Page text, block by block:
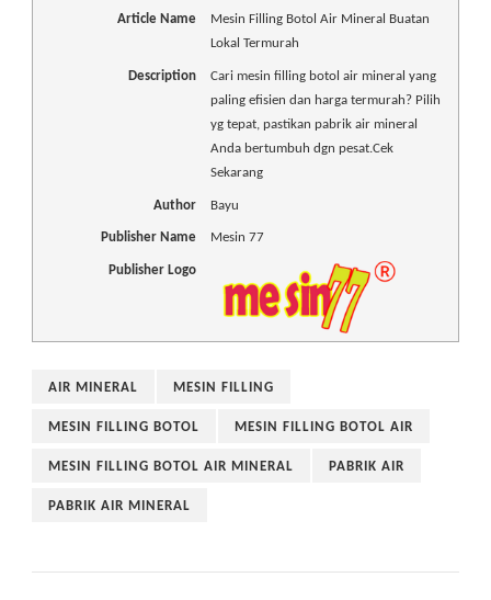
Article Name
Mesin Filling Botol Air Mineral Buatan
Lokal Termurah
Description
Cari mesin filling botol air mineral yang
paling efisien dan harga termurah? Pilih
yg tepat, pastikan pabrik air mineral
Anda bertumbuh dgn pesat.Cek
Sekarang
Author
Bayu
Publisher Name
Mesin 77
Publisher Logo
AIR MINERAL MESIN FILLING
MESIN FILLING BOTOL MESIN FILLING BOTOL AIR
MESIN FILLING BOTOL AIR MINERAL PABRIK AIR
PABRIK AIR MINERAL